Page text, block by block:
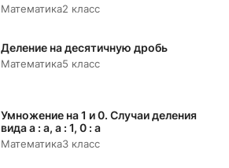
Математика2 класс
Деление на десятичную дробь
Математика5 класс
Умножение на 1 и 0. Случаи деления
вида а : а, а : 1, 0 : а
Математика3 класс